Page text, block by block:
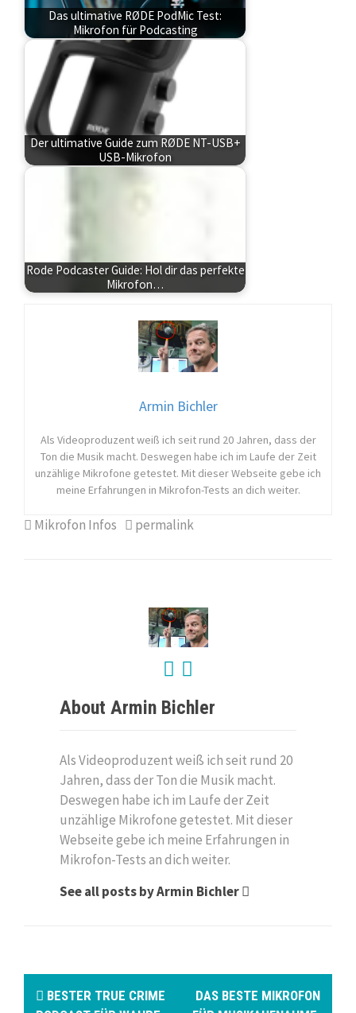
Das ultimative RØDE PodMic Test:
Mikrofon für Podcasting
Der ultimative Guide zum RØDE NT-USB+
USB-Mikrofon
Rode Podcaster Guide: Hol dir das perfekte
Mikrofon…
Armin Bichler
Als Videoproduzent weiß ich seit rund 20 Jahren, dass der
Ton die Musik macht. Deswegen habe ich im Laufe der Zeit
unzählige Mikrofone getestet. Mit dieser Webseite gebe ich
meine Erfahrungen in Mikrofon-Tests an dich weiter.
Mikrofon Infos permalink
About Armin Bichler
Als Videoproduzent weiß ich seit rund 20
Jahren, dass der Ton die Musik macht.
Deswegen habe ich im Laufe der Zeit
unzählige Mikrofone getestet. Mit dieser
Webseite gebe ich meine Erfahrungen in
Mikrofon-Tests an dich weiter.
See all posts by Armin Bichler
BESTER TRUE CRIME
DAS BESTE MIKROFON